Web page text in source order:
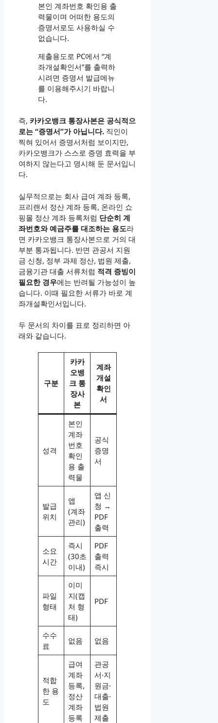
본인 계좌번호 확인용 출
력물이며 어떠한 용도의
증명서로도 사용하실 수
없습니다.
제출용도로 PC에서 “계
좌개설확인서”를 출력하
시려면 증명서 발급메뉴
를 이용해주시기 바랍니
다.
즉, 카카오뱅크 통장사본은 공식적으
로는 “증명서”가 아닙니다. 직인이
찍혀 있어서 증명서처럼 보이지만,
카카오뱅크가 스스로 증명 효력을 부
여하지 않는다고 명시해 둔 문서입니
다.
실무적으로는 회사 급여 계좌 등록,
프리랜서 정산 계좌 등록, 온라인 쇼
핑몰 정산 계좌 등록처럼 단순히 계
좌번호와 예금주를 대조하는 용도라
면 카카오뱅크 통장사본으로 거의 대
부분 통과됩니다. 반면 관공서 지원
금 신청, 정부 과제 정산, 법원 제출,
금융기관 대출 서류처럼 적격 증빙이
필요한 경우에는 반려될 가능성이 높
습니다. 이때 필요한 서류가 바로 계
좌개설확인서입니다.
두 문서의 차이를 표로 정리하면 아
래와 같습니다.
구분
카카
오뱅
크 통
장사
본
계좌
개설
확인
서
성격
본인
계좌
번호
확인
용 출
력물
공식
증명
서
발급
위치
앱
(계좌
관리)
앱 신
청 →
PDF
출력
소요
시간
즉시
(30초
이내)
PDF
출력
즉시
파일
형태
이미
지(캡
처 형
태)
PDF
수수
료
없음 없음
적합
한 용
도
급여
계좌
등록,
정산
계좌
등록
관공
서·지
원금·
대출·
법원
제출